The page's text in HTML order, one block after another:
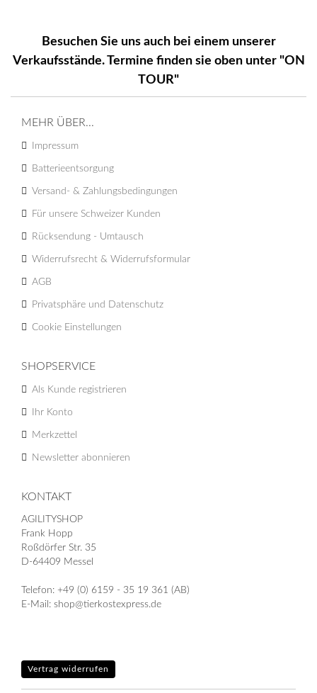
Besuchen Sie uns auch bei einem unserer
Verkaufsstände. Termine finden sie oben unter "ON
TOUR"
MEHR ÜBER...
Impressum
Batterieentsorgung
Versand- & Zahlungsbedingungen
Für unsere Schweizer Kunden
Rücksendung - Umtausch
Widerrufsrecht & Widerrufsformular
AGB
Privatsphäre und Datenschutz
Cookie Einstellungen
SHOPSERVICE
Als Kunde registrieren
Ihr Konto
Merkzettel
Newsletter abonnieren
KONTAKT
AGILITYSHOP
Frank Hopp
Roßdörfer Str. 35
D-64409 Messel
Telefon: +49 (0) 6159 - 35 19 361 (AB)
E-Mail: shop@tierkostexpress.de
Vertrag widerrufen